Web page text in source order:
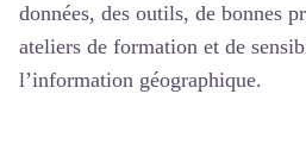
données, des outils, de bonnes
ateliers de formation et de
l’information géographique.